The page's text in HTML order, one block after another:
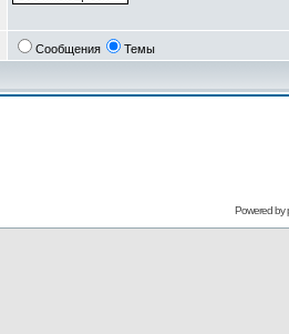
Сообщения Темы
Powered by